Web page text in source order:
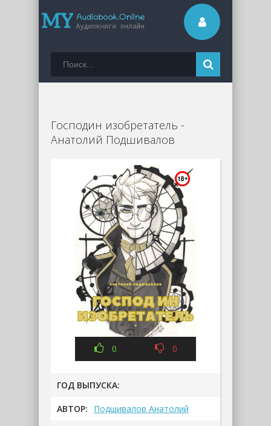
Господин изобретатель -
Анатолий Подшивалов
0 0
ГОД ВЫПУСКА:
АВТОР: Подшивалов Анатолий